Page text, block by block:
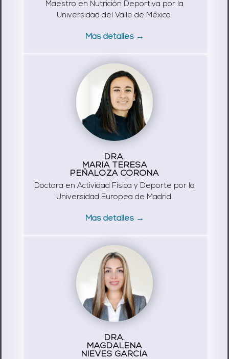
Maestro en Nutrición Deportiva por la
Universidad del Valle de México.
Más detalles →
DRA.
MARÍA TERESA
PEÑALOZA CORONA
Doctora en Actividad Física y Deporte por la
Universidad Europea de Madrid.
Más detalles →
DRA.
MAGDALENA
NIEVES GARCÍA